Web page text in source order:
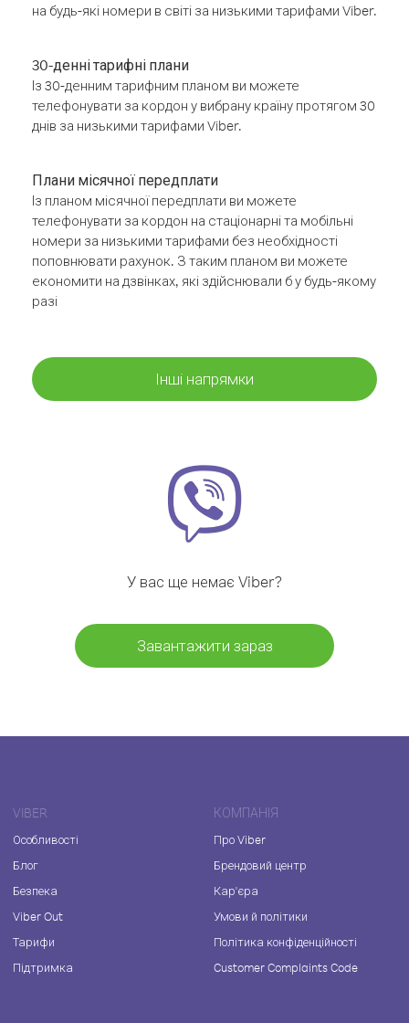
на будь-які номери в світі за низькими тарифами Viber.
30-денні тарифні плани
Із 30-денним тарифним планом ви можете
телефонувати за кордон у вибрану країну протягом 30
днів за низькими тарифами Viber.
Плани місячної передплати
Із планом місячної передплати ви можете
телефонувати за кордон на стаціонарні та мобільні
номери за низькими тарифами без необхідності
поповнювати рахунок. З таким планом ви можете
економити на дзвінках, які здійснювали б у будь-якому
разі
Інші напрямки
У вас ще немає Viber?
Завантажити зараз
VIBER
Особливості
Блог
Безпека
Viber Out
Тарифи
Підтримка
КОМПАНІЯ
Про Viber
Брендовий центр
Кар'єра
Умови й політики
Політика конфіденційності
Customer Complaints Code